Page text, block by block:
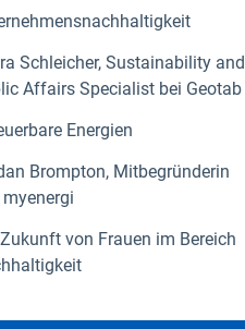
Schleicher, Sustainability and
Affairs Specialist bei Geotab
Energien
Brompton, Mitbegründerin
von Frauen im Bereich